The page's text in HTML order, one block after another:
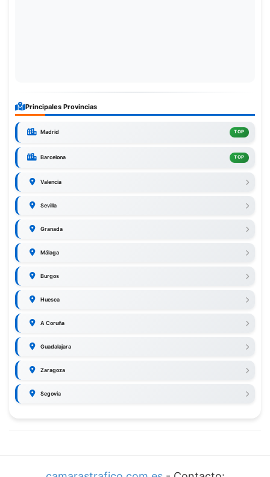
Principales Provincias
Madrid TOP
Barcelona TOP
Valencia
Sevilla
Granada
Málaga
Burgos
Huesca
A Coruña
Guadalajara
Zaragoza
Segovia